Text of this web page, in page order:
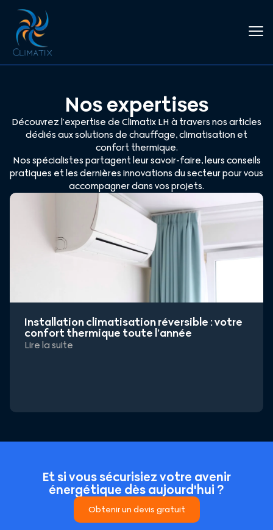
Nos expertises
Découvrez l’expertise de Climatix LH à travers nos articles
dédiés aux solutions de chauffage, climatisation et
confort thermique.
Nos spécialistes partagent leur savoir-faire, leurs conseils
pratiques et les dernières innovations du secteur pour vous
accompagner dans vos projets.
Installation climatisation réversible : votre
confort thermique toute l’année
Lire la suite
Et si vous sécurisiez votre avenir
énergétique dès aujourd'hui ?
Obtenir un devis gratuit